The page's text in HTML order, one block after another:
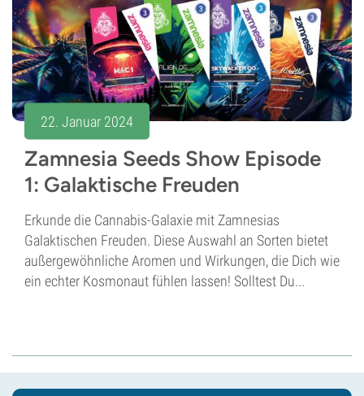
22. Januar 2024
Zamnesia Seeds Show Episode
1: Galaktische Freuden
Erkunde die Cannabis-Galaxie mit Zamnesias
Galaktischen Freuden. Diese Auswahl an Sorten bietet
außergewöhnliche Aromen und Wirkungen, die Dich wie
ein echter Kosmonaut fühlen lassen! Solltest Du...